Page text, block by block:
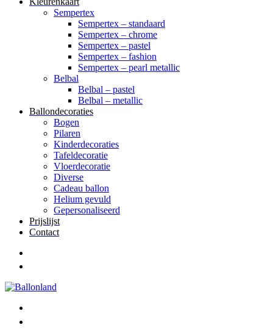
Sempertex
Sempertex – standaard
Sempertex – chrome
Sempertex – pastel
Sempertex – fashion
Sempertex – pearl metallic
Belbal
Belbal – pastel
Belbal – metallic
Ballondecoraties
Bogen
Pilaren
Kinderdecoraties
Tafeldecoratie
Vloerdecoratie
Diverse
Cadeau ballon
Helium gevuld
Gepersonaliseerd
Prijslijst
Contact